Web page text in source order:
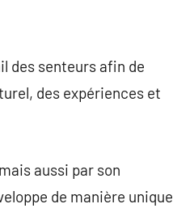
des senteurs afin de
des expériences et
aussi par son
de manière unique